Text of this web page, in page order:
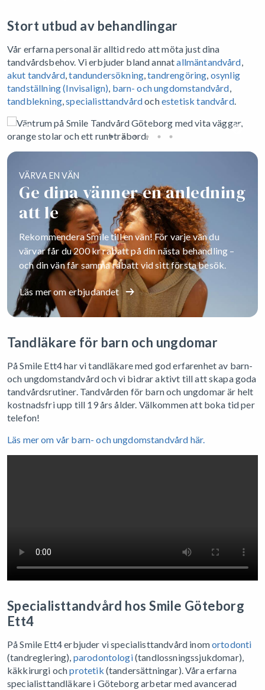
Stort utbud av behandlingar
Vår erfarna personal är alltid redo att möta just dina
tandvårdsbehov. Vi erbjuder bland annatallmäntandvård,
akut tandvård,tandundersökning,tandrengöring, osynlig
tandställning (Invisalign), barn- och ungdomstandvård,
tandblekning,specialisttandvårdochestetisk tandvård.
VÄRVA EN VÄN
Ge dina vänner en anledning
att le
Rekommendera Smile till en vän! För varje vän du
värvar får du 200 kr rabatt på din nästa behandling –
och din vän får samma rabatt vid sitt första besök.
Läs mer om erbjudandet
Tandläkare för barn och ungdomar
På Smile Ett4 har vi tandläkare med god erfarenhet av barn-
och ungdomstandvård och vi bidrar aktivt till att skapa goda
tandvårdsrutiner. Tandvården för barn och ungdomar är helt
kostnadsfri upp till 19 års ålder. Välkommen att boka tid per
telefon!
Läs mer om vår barn- och ungdomstandvård här.
Specialisttandvård hos Smile Göteborg
Ett4
På Smile Ett4 erbjuder vi specialisttandvård inomortodonti
(tandreglering), parodontologi(tandlossningssjukdomar),
käkkirurgi ochprotetik (tandersättningar). Våra erfarna
specialisttandläkare i Göteborg arbetar med avancerad